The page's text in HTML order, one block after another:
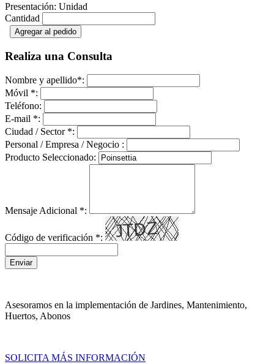
Presentación: Unidad
Cantidad
Agregar al pedido
Realiza una Consulta
Nombre y apellido*:
Móvil *:
Teléfono:
E-mail *:
Ciudad / Sector *:
Personal / Empresa / Negocio :
Producto Seleccionado:
Mensaje Adicional *:
Código de verificación *:
Enviar
Asesoramos en la implementación de Jardines, Mantenimiento,
Huertos, Abonos
SOLICITA MÁS INFORMACIÓN